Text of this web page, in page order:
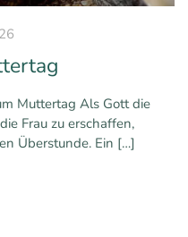
Muttertag Als Gott die
Frau zu erschaffen,
Überstunde. Ein […]